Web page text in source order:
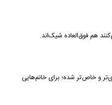
هم فوق‌العاده شیک‌اند.
و خاص‌تر شده؛ برای خانم‌هایی